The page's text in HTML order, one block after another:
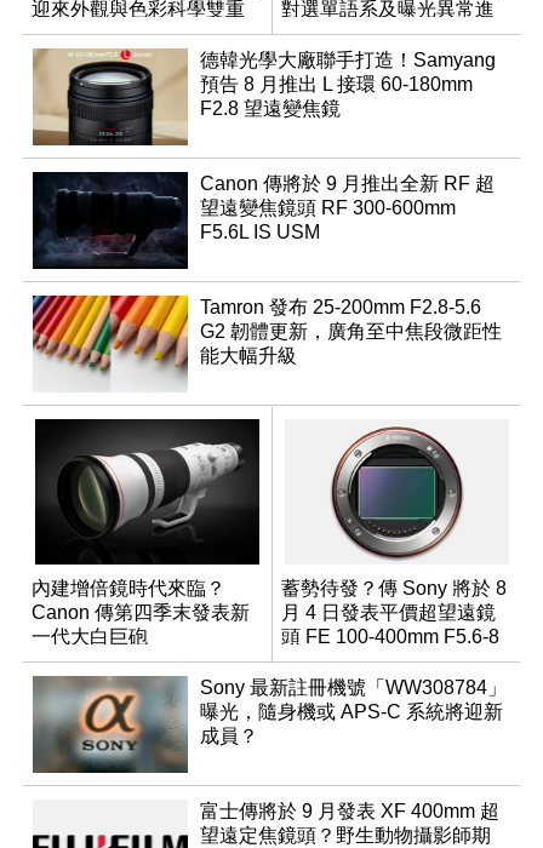
迎來外觀與色彩科學雙重
優化
對選單語系及曝光異常進
行修復
德韓光學大廠聯手打造！Samyang
預告 8 月推出 L 接環 60-180mm
F2.8 望遠變焦鏡
Canon 傳將於 9 月推出全新 RF 超
望遠變焦鏡頭 RF 300-600mm
F5.6L IS USM
Tamron 發布 25-200mm F2.8-5.6
G2 韌體更新，廣角至中焦段微距性
能大幅升級
內建增倍鏡時代來臨？
Canon 傳第四季末發表新
一代大白巨砲
蓄勢待發？傳 Sony 將於 8
月 4 日發表平價超望遠鏡
頭 FE 100-400mm F5.6-8
Sony 最新註冊機號「WW308784」
曝光，隨身機或 APS-C 系統將迎新
成員？
富士傳將於 9 月發表 XF 400mm 超
望遠定焦鏡頭？野生動物攝影師期